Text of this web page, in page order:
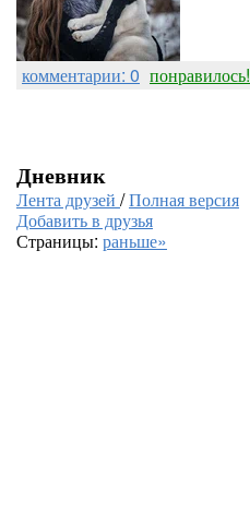
комментарии: 0 понравилось!
Дневник
Лента друзей /Полная версия
Добавить в друзья
Страницы: раньше»